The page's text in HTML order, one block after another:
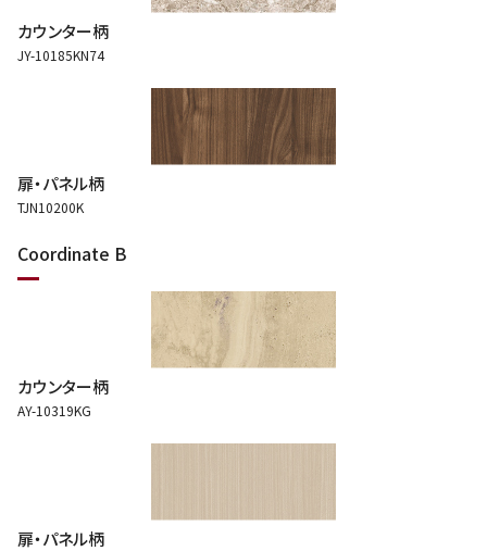
カウンター柄
JY-10185KN74
扉・パネル柄
TJN10200K
Coordinate B
カウンター柄
AY-10319KG
扉・パネル柄